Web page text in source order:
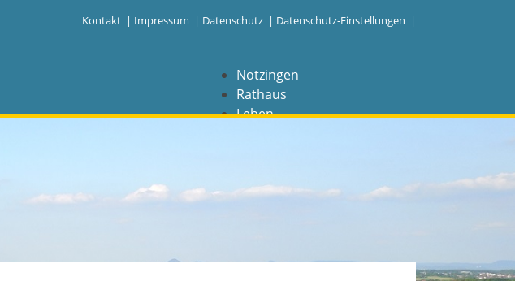
Kontakt | Impressum | Datenschutz | Datenschutz-Einstellungen |
Notzingen
Rathaus
Leben
NAVIGATION